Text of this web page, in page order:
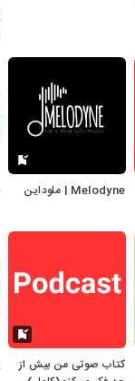
Melodyne | ملوداین
کتاب صوتی من بیش از